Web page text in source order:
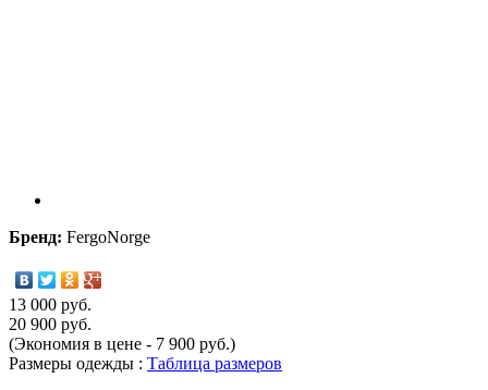
Бренд: FergoNorge
13 000 руб.
20 900 руб.
(Экономия в цене - 7 900 руб.)
Размеры одежды : Таблица размеров